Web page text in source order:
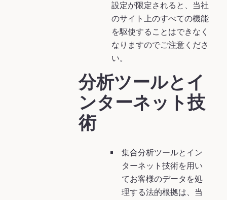
設定が限定されると、当社
のサイト上のすべての機能
を駆使することはできなく
なりますのでご注意くださ
い。
分析ツールとイ
ンターネット技
術
集合分析ツールとイン
ターネット技術を用い
てお客様のデータを処
理する法的根拠は、当